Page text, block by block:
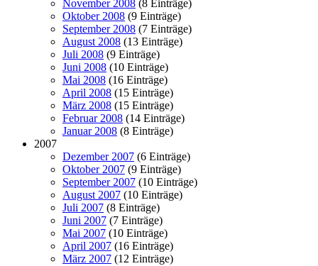
November 2008 (8 Einträge)
Oktober 2008 (9 Einträge)
September 2008 (7 Einträge)
August 2008 (13 Einträge)
Juli 2008 (9 Einträge)
Juni 2008 (10 Einträge)
Mai 2008 (16 Einträge)
April 2008 (15 Einträge)
März 2008 (15 Einträge)
Februar 2008 (14 Einträge)
Januar 2008 (8 Einträge)
2007
Dezember 2007 (6 Einträge)
Oktober 2007 (9 Einträge)
September 2007 (10 Einträge)
August 2007 (10 Einträge)
Juli 2007 (8 Einträge)
Juni 2007 (7 Einträge)
Mai 2007 (10 Einträge)
April 2007 (16 Einträge)
März 2007 (12 Einträge)